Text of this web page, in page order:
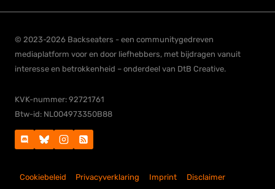
© 2023-2026 Backseaters - een communitygedreven
mediaplatform voor en door liefhebbers, met bijdragen vanuit
interesse en betrokkenheid – onderdeel van DtB Creative.
KVK-nummer: 92721761
Btw-id: NL004973350B88
Cookiebeleid Privacyverklaring Imprint Disclaimer